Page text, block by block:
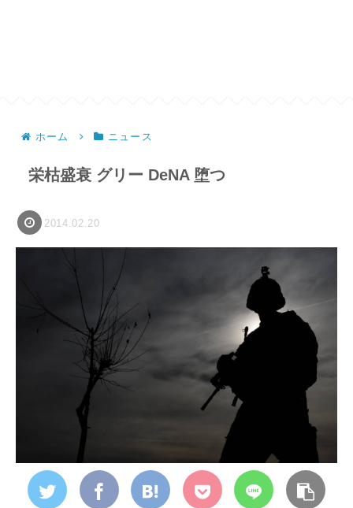
ホーム ニュース
栄枯盛衰 グリー DeNA 堕つ
2014.02.20